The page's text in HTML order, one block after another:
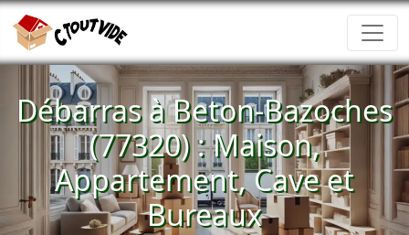
Débarras à Beton-Bazoches
(77320) : Maison,
Appartement, Cave et
Bureaux